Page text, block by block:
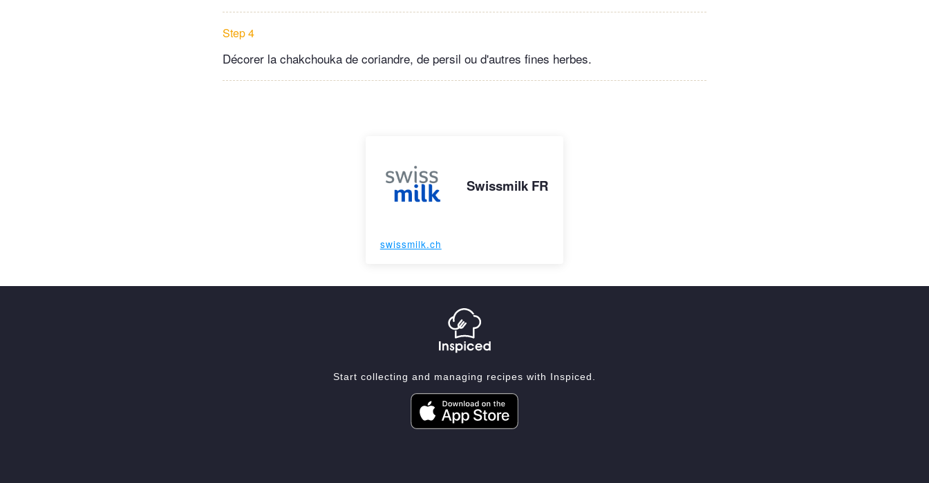
Step 4
Décorer la chakchouka de coriandre, de persil ou d'autres fines herbes.
Swissmilk FR
swissmilk.ch
Start collecting and managing recipes with Inspiced.